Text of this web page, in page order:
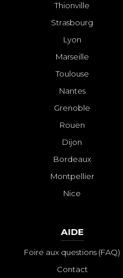
Thionville
Strasbourg
Lyon
Marseille
Toulouse
Nantes
Grenoble
Rouen
Dijon
Bordeaux
Montpellier
Nice
AIDE
Foire aux questions (FAQ)
Contact